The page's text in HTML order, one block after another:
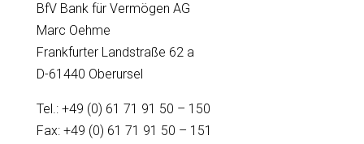
BfV Bank für Vermögen AG
Marc Oehme
Frankfurter Landstraße 62 a
D-61440 Oberursel
Tel.: +49 (0) 61 71 91 50 – 150
Fax: +49 (0) 61 71 91 50 – 151